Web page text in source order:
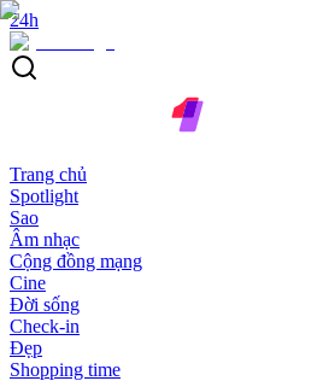
24h
Trang chủ
Spotlight
Sao
Âm nhạc
Cộng đồng mạng
Cine
Đời sống
Check-in
Đẹp
Shopping time